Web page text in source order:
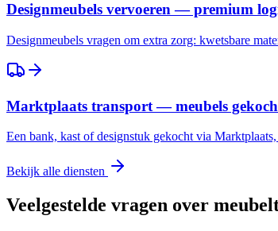
Designmeubels vervoeren — premium
Designmeubels vragen om extra zorg: kwetsbare
Marktplaats transport — meubels
Een bank, kast of designstuk gekocht via
Bekijk alle diensten
Veelgestelde vragen over